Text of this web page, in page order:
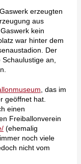
erzeugten
aus
kein
war hinter dem
Der
an,
m , das im
geöffnet hat.
einen
Freiballonverein
(ehemalig
noch viele
nicht vom